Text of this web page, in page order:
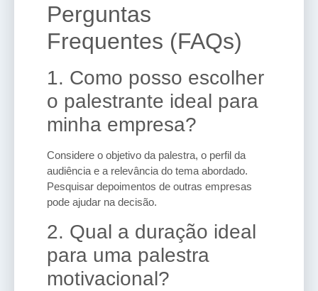
Perguntas
Frequentes (FAQs)
1. Como posso escolher
o palestrante ideal para
minha empresa?
Considere o objetivo da palestra, o perfil da
audiência e a relevância do tema abordado.
Pesquisar depoimentos de outras empresas
pode ajudar na decisão.
2. Qual a duração ideal
para uma palestra
motivacional?